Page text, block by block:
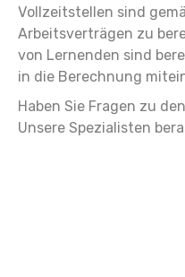
Vollzeitstellen sind
Arbeitsverträgen zu
von Lernenden sind
in die Berechnung
Haben Sie Fragen zu
Unsere Spezialisten